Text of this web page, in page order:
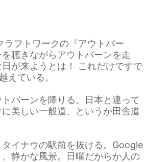
ラフトワークの『アウトバー
聴きながらアウトバーンを走
が来ようとは！ これだけですで
えている。
バーンを降りる。日本と違って
美しい一般道、というか田舎道
イナウの駅前を抜ける。Google
静かな風景。日曜だからか人の